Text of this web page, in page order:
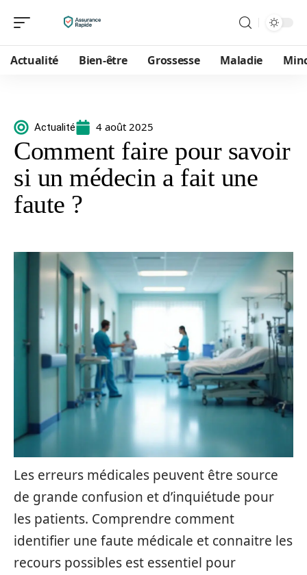
Actualité Bien-être Grossesse Maladie
Actualité 4 août 2025
Comment faire pour savoir
si un médecin a fait une
faute ?
Les erreurs médicales peuvent être source
de grande confusion et d’inquiétude pour
les patients. Comprendre comment
identifier une faute médicale et connaitre les
recours possibles est essentiel pour